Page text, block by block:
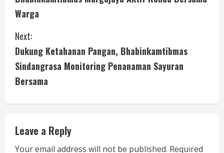
n
t
i
n
R
Warga
Next:
Dukung Ketahanan Pangan, Bhabinkamtibmas
Sindangrasa Monitoring Penanaman Sayuran
Bersama
Leave a Reply
Your email address will not be published. Required